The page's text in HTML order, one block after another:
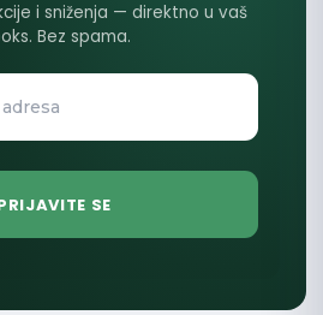
i sniženja — direktno u vaš
Bez spama.